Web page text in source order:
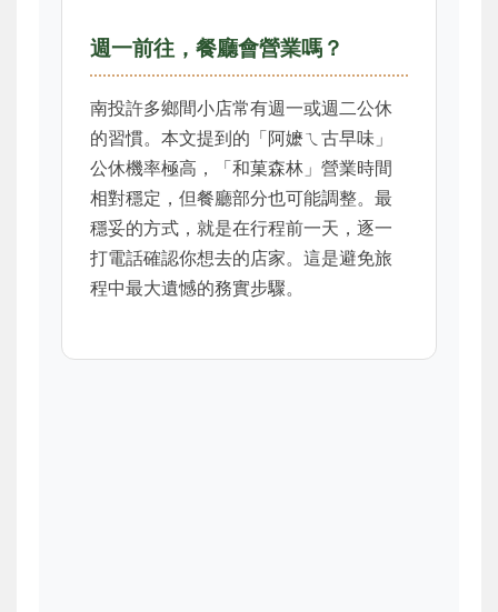
週一前往，餐廳會營業嗎？
南投許多鄉間小店常有週一或週二公休
的習慣。本文提到的「阿嬷ㄟ古早味」
公休機率極高，「和菓森林」營業時間
相對穩定，但餐廳部分也可能調整。最
穩妥的方式，就是在行程前一天，逐一
打電話確認你想去的店家。這是避免旅
程中最大遺憾的務實步驟。